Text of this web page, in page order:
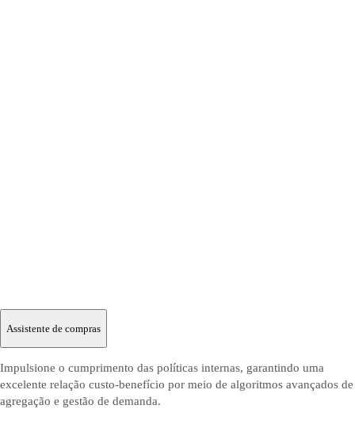
Assistente de compras
Impulsione o cumprimento das políticas internas, garantindo uma
excelente relação custo-benefício por meio de algoritmos avançados de
agregação e gestão de demanda.